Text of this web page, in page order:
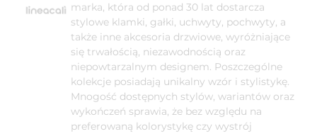
marka, która od ponad 30 lat dostarcza
stylowe klamki, gałki, uchwyty, pochwyty, a
także inne akcesoria drzwiowe, wyróżniające
się trwałością, niezawodnością oraz
niepowtarzalnym designem. Poszczególne
kolekcje posiadają unikalny wzór i stylistykę.
Mnogość dostępnych stylów, wariantów oraz
wykończeń sprawia, że bez względu na
preferowaną kolorystykę czy wystrój